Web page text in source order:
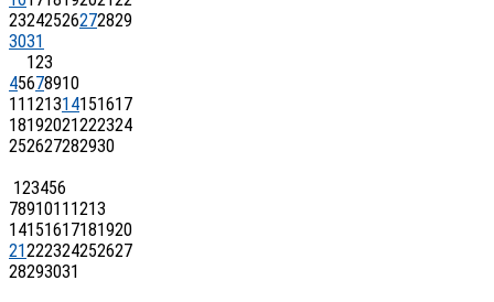
23242526272829
3031
123
45678910
11 121314151617
18192021222324
252627282930
123456
7891011 1213
14151617181920
21222324252627
28293031